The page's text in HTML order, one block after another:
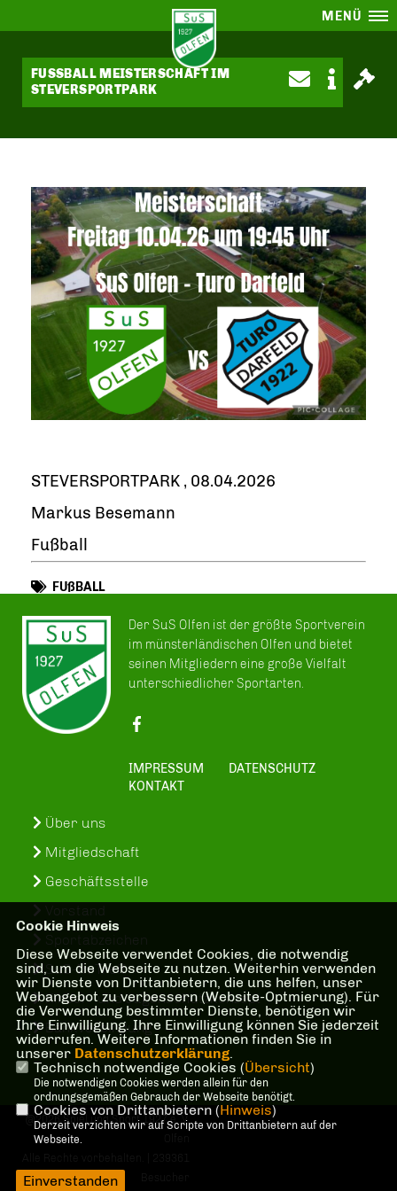
MENÜ
FUSSBALL MEISTERSCHAFT IM S
TEVERSPORTPARK
STEVERSPORTPARK , 08.04.2026
Markus Besemann
Fußball
FUßBALL
Der SuS Olfen ist der größte Sportverein
im münsterländischen Olfen und bietet
seinen Mitgliedern eine große Vielfalt
unterschiedlicher Sportarten.
IMPRESSUM
DATENSCHUTZ
KONTAKT
Über uns
Mitgliedschaft
Geschäftsstelle
Sportabzeichen
SuS-In-Treff
Kinder- und Jugenschutzkonzept
Bankverbindung
@2026 Spiel und Sport 1927 e. V.
Cookie Hinweis
Diese Webseite verwendet Cookies, die notwendig
sind, um die Webseite zu nutzen. Weiterhin verwenden
wir Dienste von Drittanbietern, die uns helfen, unser
Webangebot zu verbessern (Website-Optmierung). Für
die Verwendung bestimmter Dienste, benötigen wir
Ihre Einwilligung. Ihre Einwilligung können Sie jederzeit
widerrufen. Weitere Informationen finden Sie in
unserer Datenschutzerklärung.
Technisch notwendige Cookies (Übersicht)
Die notwendigen Cookies werden allein für den
ordnungsgemäßen Gebrauch der Webseite benötigt.
Cookies von Drittanbietern (Hinweis)
Derzeit verzichten wir auf Scripte von Drittanbietern auf der
Webseite.
Einverstanden